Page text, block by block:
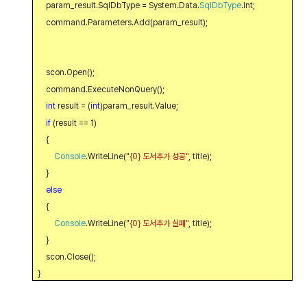
param_result.SqlDbType = System.Data.SqlDbType.Int;
command.Parameters.Add(param_result);
scon.Open();
command.ExecuteNonQuery();
int result = (int)param_result.Value;
if (result == 1)
{
Console.WriteLine("{0} 도서추가 성공" , title);
}
else
{
Console.WriteLine("{0} 도서추가 실패" , title);
}
scon.Close();
}